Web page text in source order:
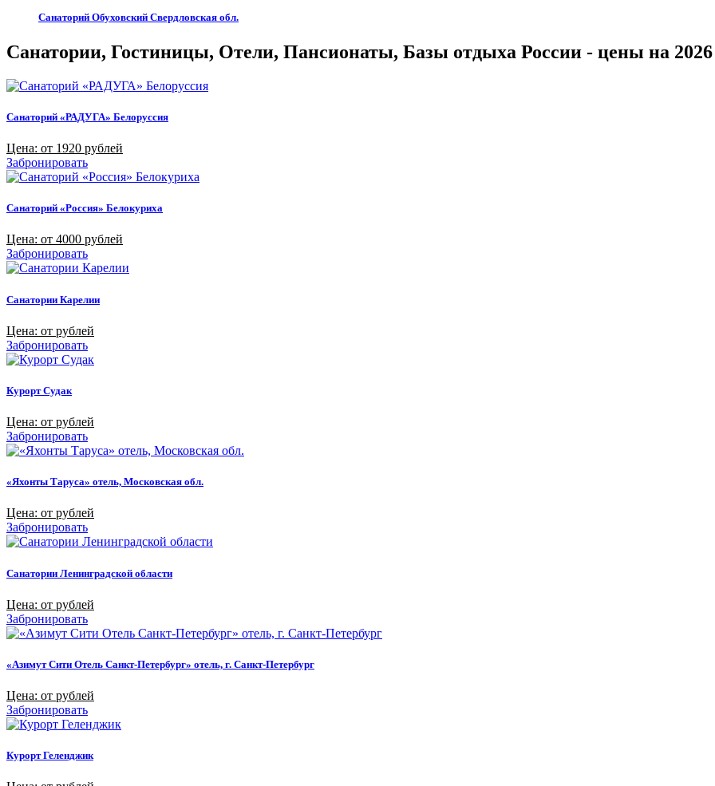
Санаторий Обуховский Свердловская обл.
Санатории, Гостиницы, Отели, Пансионаты, Базы отдыха России - цены на 2026
Санаторий «РАДУГА» Белоруссия
Цена: от 1920 рублей
Забронировать
Санаторий «Россия» Белокуриха
Цена: от 4000 рублей
Забронировать
Санатории Карелии
Цена: от рублей
Забронировать
Курорт Судак
Цена: от рублей
Забронировать
«Яхонты Таруса» отель, Московская обл.
Цена: от рублей
Забронировать
Санатории Ленинградской области
Цена: от рублей
Забронировать
«Азимут Сити Отель Санкт-Петербург» отель, г. Санкт-Петербург
Цена: от рублей
Забронировать
Курорт Геленджик